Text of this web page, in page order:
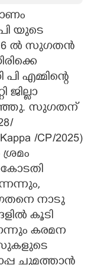
യുടെ
ല്‍ സുഗതന്‍
എമ്മിന്റെ
ജില്ലാ
സുഗതന്
/CP/2025)
കോടതി
നാടു
കൂടി
കരമന